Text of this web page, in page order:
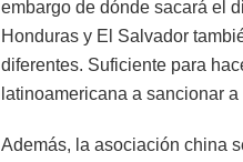
embargo de dónde sacará el
Honduras y El Salvador
diferentes. Suficiente para
latinoamericana a sancionar
Además, la asociación china